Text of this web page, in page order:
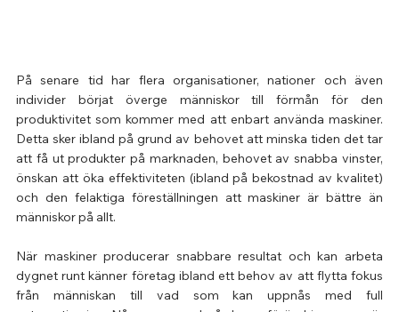
På senare tid har flera organisationer, nationer och även
individer börjat överge människor till förmån för den
produktivitet som kommer med att enbart använda maskiner.
Detta sker ibland på grund av behovet att minska tiden det tar
att få ut produkter på marknaden, behovet av snabba vinster,
önskan att öka effektiviteten (ibland på bekostnad av kvalitet)
och den felaktiga föreställningen att maskiner är bättre än
människor på allt.
När maskiner producerar snabbare resultat och kan arbeta
dygnet runt känner företag ibland ett behov av att flytta fokus
från människan till vad som kan uppnås med full